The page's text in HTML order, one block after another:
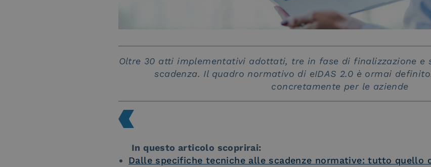
Oltre 30 atti implementativi adottati, tre in fase di finalizzazione e
scadenza. Il quadro normativo di eIDAS 2.0 è ormai
concretamente per le aziende
In questo articolo scoprirai:
Dalle specifiche tecniche alle scadenze normative: tutto quello